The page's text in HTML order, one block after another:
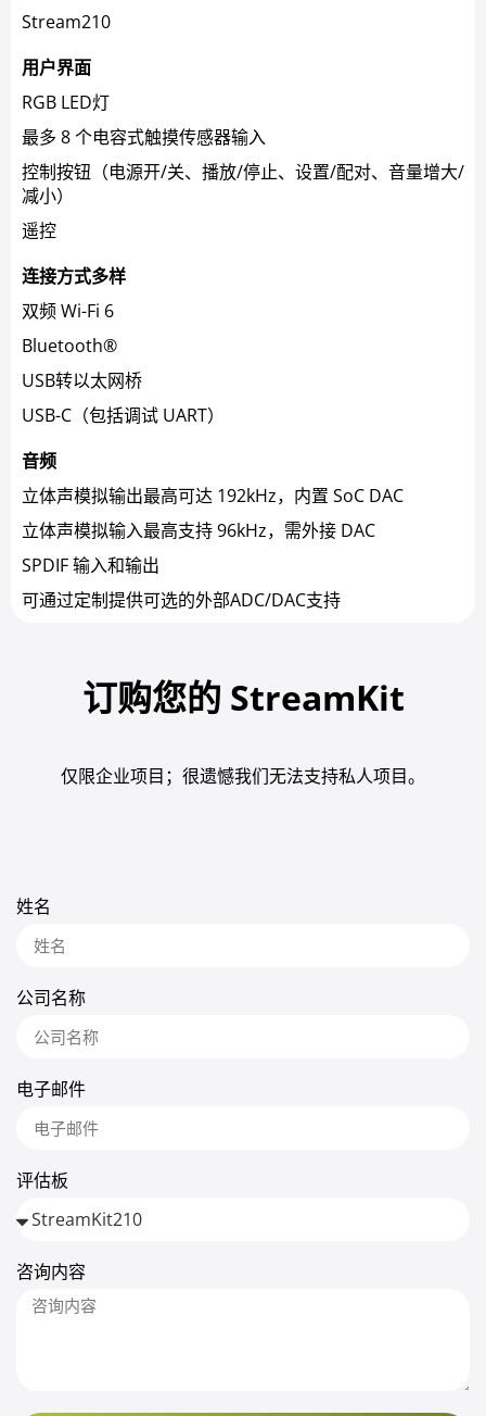
Stream210
用户界面
RGB LED灯
最多 8 个电容式触摸传感器输入
控制按钮（电源开/关、播放/停止、设置/配对、音量增大/
减小）
遥控
连接方式多样
双频 Wi-Fi 6
Bluetooth®
USB转以太网桥
USB-C（包括调试 UART）
音频
立体声模拟输出最高可达 192kHz，内置 SoC DAC
立体声模拟输入最高支持 96kHz，需外接 DAC
SPDIF 输入和输出
可通过定制提供可选的外部ADC/DAC支持
订购您的 StreamKit
仅限企业项目；很遗憾我们无法支持私人项目。
姓名
公司名称
电子邮件
评估板
咨询内容